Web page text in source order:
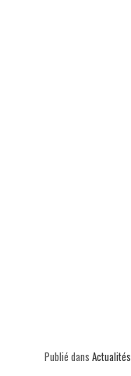
Publié dans Actualités